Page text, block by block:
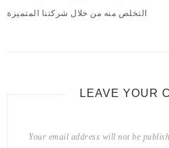
التخلص منه من خلال شركتنا المتميزة
LEAVE YOUR
Your email address will not be